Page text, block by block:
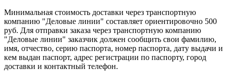
Минимальная стоимость доставки через транспортную
компанию "Деловые линии" составляет ориентировочно 500
руб. Для отправки заказа через транспортную компанию
"Деловые линии" заказчик должен сообщить свои фамилию,
имя, отчество, серию паспорта, номер паспорта, дату выдачи и
кем выдан паспорт, адрес регистрации по паспорту, город
доставки и контактный телефон.